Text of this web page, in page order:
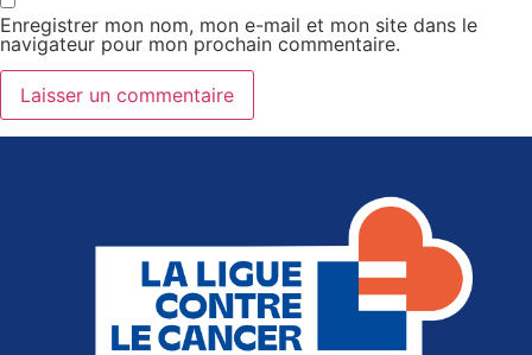
Enregistrer mon nom, mon e-mail et mon site dans le
navigateur pour mon prochain commentaire.